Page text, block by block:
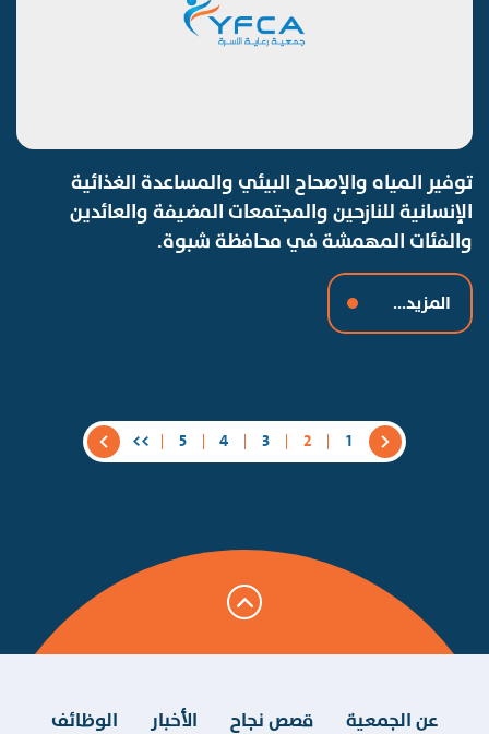
توفير المياه والإصحاح البيئي والمساعدة الغذائية
الإنسانية للنازحين والمجتمعات المضيفة والعائدين
والفئات المهمشة في محافظة شبوة.
المزيد...
1
2
3
4
5
>>
عن الجمعية قصص نجاح الأخبار الوظائف